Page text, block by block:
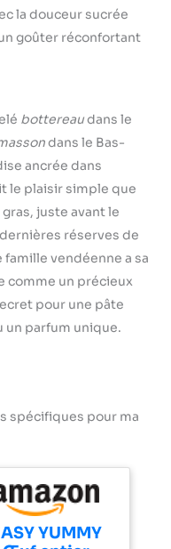
la douceur sucrée
goûter réconfortant
bottereaudans le
dans le Bas-
ancrée dans
le plaisir simple que
gras, juste avant le
réserves de
vendéenne a sa
comme un précieux
pour une pâte
un parfum unique.
spécifiques pour ma
YUMMY